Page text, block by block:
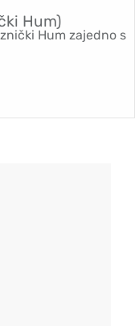
Hum)
Hum zajedno s